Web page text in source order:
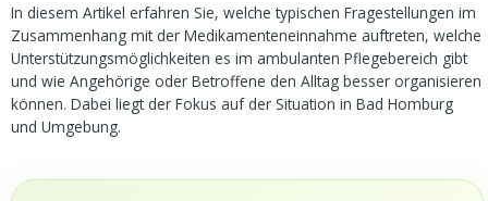
In diesem Artikel erfahren Sie, welche typischen Fragestellungen im
Zusammenhang mit der Medikamenteneinnahme auftreten, welche
Unterstützungsmöglichkeiten es im ambulanten Pflegebereich gibt
und wie Angehörige oder Betroffene den Alltag besser organisieren
können. Dabei liegt der Fokus auf der Situation in Bad Homburg
und Umgebung.